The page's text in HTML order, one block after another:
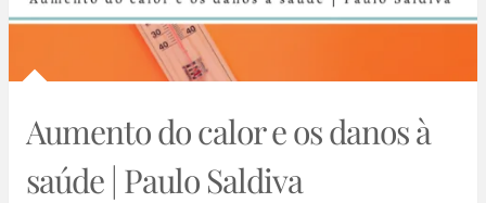
Aumento do calor e os danos à
saúde | Paulo Saldiva